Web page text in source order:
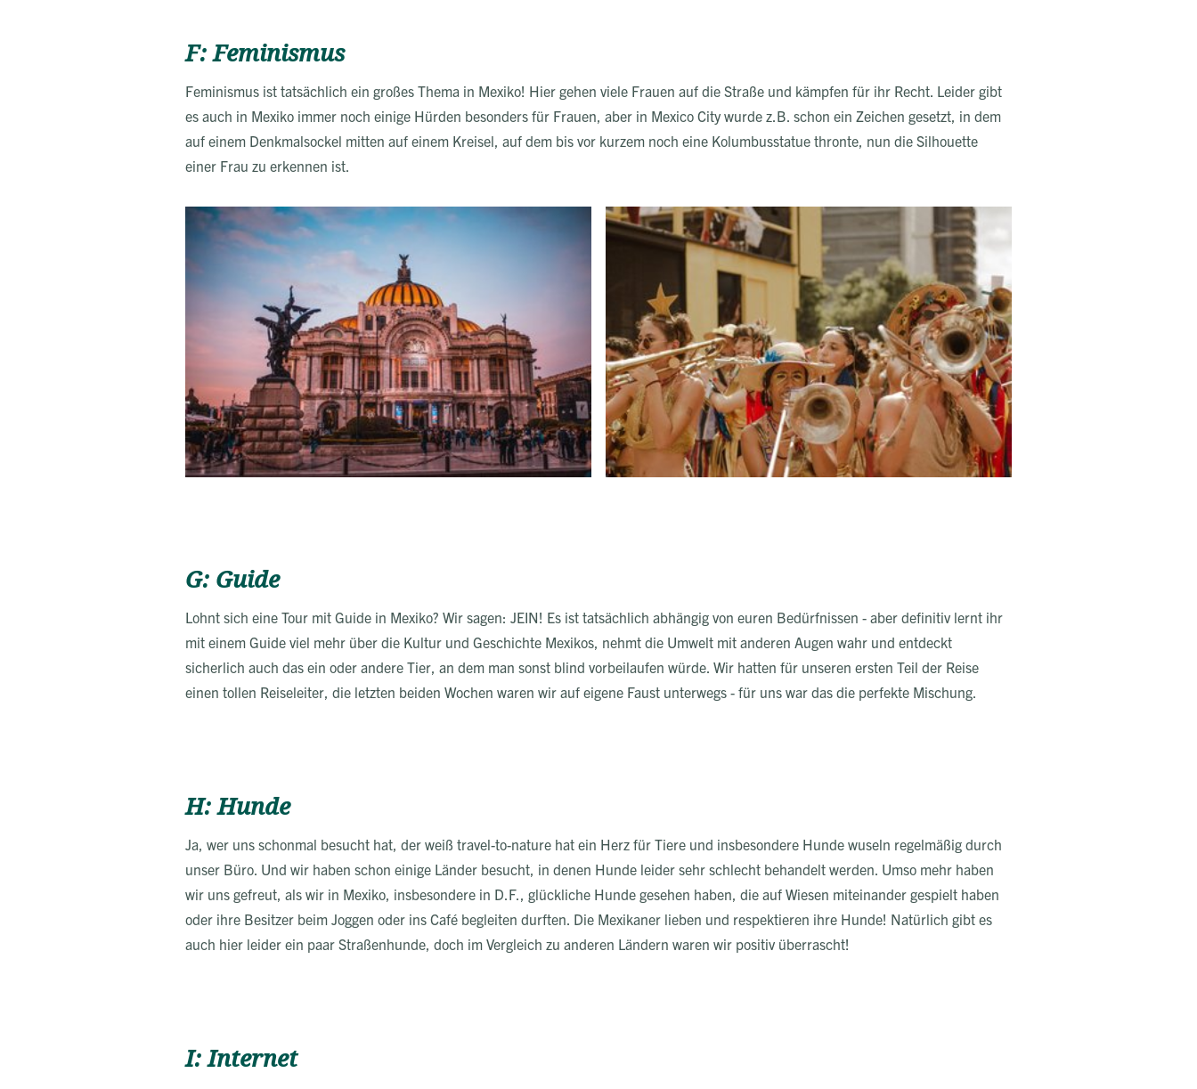
F: Feminismus
Feminismus ist tatsächlich ein großes Thema in Mexiko! Hier gehen viele Frauen auf die Straße und kämpfen für ihr Recht. Leider gibt
es auch in Mexiko immer noch einige Hürden besonders für Frauen, aber in Mexico City wurde z.B. schon ein Zeichen gesetzt, in dem
auf einem Denkmalsockel mitten auf einem Kreisel, auf dem bis vor kurzem noch eine Kolumbusstatue thronte, nun die Silhouette
einer Frau zu erkennen ist.
G: Guide
Lohnt sich eine Tour mit Guide in Mexiko? Wir sagen: JEIN! Es ist tatsächlich abhängig von euren Bedürfnissen - aber definitiv lernt ihr
mit einem Guide viel mehr über die Kultur und Geschichte Mexikos, nehmt die Umwelt mit anderen Augen wahr und entdeckt
sicherlich auch das ein oder andere Tier, an dem man sonst blind vorbeilaufen würde. Wir hatten für unseren ersten Teil der Reise
einen tollen Reiseleiter, die letzten beiden Wochen waren wir auf eigene Faust unterwegs - für uns war das die perfekte Mischung.
H: Hunde
Ja, wer uns schonmal besucht hat, der weiß travel-to-nature hat ein Herz für Tiere und insbesondere Hunde wuseln regelmäßig durch
unser Büro. Und wir haben schon einige Länder besucht, in denen Hunde leider sehr schlecht behandelt werden. Umso mehr haben
wir uns gefreut, als wir in Mexiko, insbesondere in D.F., glückliche Hunde gesehen haben, die auf Wiesen miteinander gespielt haben
oder ihre Besitzer beim Joggen oder ins Café begleiten durften. Die Mexikaner lieben und respektieren ihre Hunde! Natürlich gibt es
auch hier leider ein paar Straßenhunde, doch im Vergleich zu anderen Ländern waren wir positiv überrascht!
I: Internet